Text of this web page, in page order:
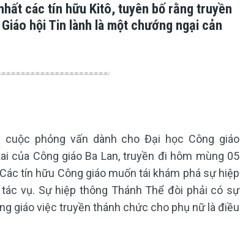
các tín hữu Kitô, tuyên bố rằng truyền
hội Tin lành là một chướng ngại cản
phỏng vấn dành cho Đại học Công giáo
của Công giáo Ba Lan, truyền đi hôm mùng 05
tín hữu Công giáo muốn tái khám phá sự hiệp
vụ. Sự hiệp thông Thánh Thể đòi phải có sự
giáo việc truyền thánh chức cho phụ nữ là điều